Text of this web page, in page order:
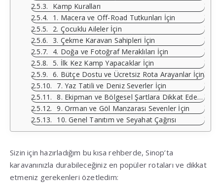
Kamp Kuralları
1. Macera ve Off-Road Tutkunları İçin
2. Çocuklu Aileler İçin
3. Çekme Karavan Sahipleri İçin
4. Doğa ve Fotoğraf Meraklıları İçin
5. İlk Kez Kamp Yapacaklar İçin
6. Bütçe Dostu ve Ücretsiz Rota Arayanlar İçin
7. Yaz Tatili ve Deniz Severler İçin
8. Ekipman ve Bölgesel Şartlara Dikkat Eden Deneyimli Kampçılar İçin
9. Orman ve Göl Manzarası Sevenler İçin
10. Genel Tanıtım ve Seyahat Çağrısı
Sizin için hazırladığım bu kısa rehberde, Sinop’ta
karavanınızla durabileceğiniz en popüler rotaları ve dikkat
etmeniz gerekenleri özetledim: